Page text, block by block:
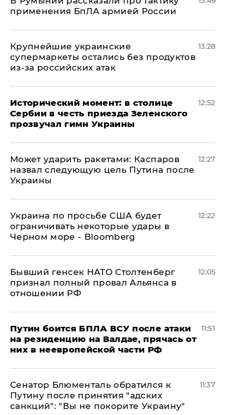
применения БпЛА армией России
Крупнейшие украинские
супермаркеты остались без продуктов
из-за российских атак
13:28
Исторический момент: в столице
Сербии в честь приезда Зеленского
прозвучал гимн Украины
12:52
Может ударить ракетами: Каспаров
назвал следующую цель Путина после
Украины
12:27
Украина по просьбе США будет
ограничивать некоторые удары в
Черном море - Bloomberg
12:22
Бывший генсек НАТО Столтенберг
признал полный провал Альянса в
отношении РФ
12:05
Путин боится БПЛА ВСУ после атаки
на резиденцию на Валдае, прячась от
них в неевропейской части РФ
11:51
Сенатор Блюменталь обратился к
Путину после принятия "адских
санкций": "Вы не покорите Украину"
11:37